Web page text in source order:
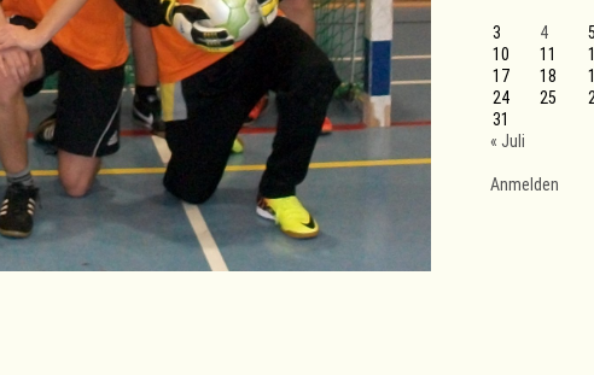
3
4 5
10
11
17
18
24
25
31
« Juli
Anmelden